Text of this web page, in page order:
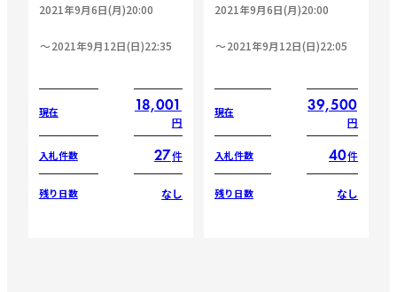
2021年9月6日(月)20:00
2021年9月12日(日)22:35
現在 18,001
円
入札件数 27件
残り日数 なし
2021年9月6日(月)20:00
2021年9月12日(日)22:05
現在 39,500
円
入札件数 40件
残り日数 なし